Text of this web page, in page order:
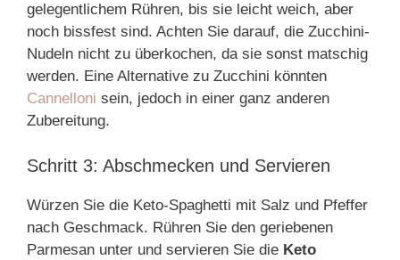
gelegentlichem Rühren, bis sie leicht weich, aber
noch bissfest sind. Achten Sie darauf, die Zucchini-
Nudeln nicht zu überkochen, da sie sonst matschig
werden. Eine Alternative zu Zucchini könnten
Cannelloni sein, jedoch in einer ganz anderen
Zubereitung.
Schritt 3: Abschmecken und Servieren
Würzen Sie die Keto-Spaghetti mit Salz und Pfeffer
nach Geschmack. Rühren Sie den geriebenen
Parmesan unter und servieren Sie die Keto